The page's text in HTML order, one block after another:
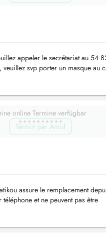
appeler le secrétariat au 54
svp porter un masque au
online Termine verfügbar
Termin per Anruf
assure le remplacement
et ne peuvent pas être